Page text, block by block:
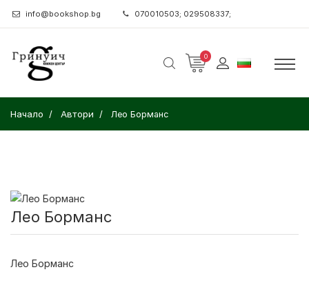
info@bookshop.bg 070010503; 029508337;
0
Начало Автори Лео Борманс
Лео Борманс
Лео Борманс